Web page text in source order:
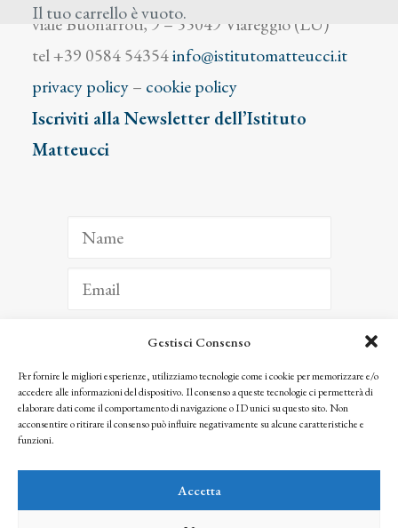
Gestisci Consenso
Per fornire le migliori esperienze, utilizziamo tecnologie come i cookie per memorizzare e/o
accedere alle informazioni del dispositivo. Il consenso a queste tecnologie ci permetterà di
elaborare dati come il comportamento di navigazione o ID unici su questo sito. Non
acconsentire o ritirare il consenso può influire negativamente su alcune caratteristiche e
funzioni.
Accetta
Il tuo carrello è vuoto.
viale Buonarroti, 9 – 55049 Viareggio (LU)
tel +39 0584 54354info@istitutomatteucci.it
privacy policy– cookie policy
Iscriviti alla Newsletter dell’Istituto
Matteucci
ISCRIVITI
Facendo clic per iscriverti, riconosci che le tue informazioni saranno trattate
seguendo la nostra Privacy Policy
© 2025 Istituto Matteucci. All right reserved
l’autorizzazione scritta dei proprietari dei diritti e dell’Istituto Matteucci